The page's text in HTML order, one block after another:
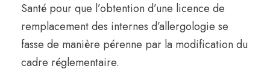
Santé pour que l’obtention d’une licence de
remplacement des internes d’allergologie se
fasse de manière pérenne par la modification du
cadre réglementaire.